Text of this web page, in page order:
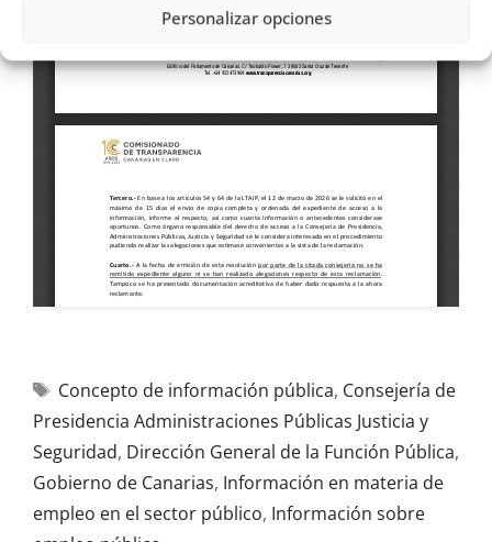
Personalizar opciones
Concepto de información pública, Consejería de
Presidencia Administraciones Públicas Justicia y
Seguridad, Dirección General de la Función Pública,
Gobierno de Canarias, Información en materia de
empleo en el sector público, Información sobre